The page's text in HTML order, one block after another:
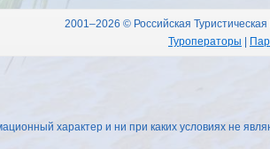
2001–2026 © Российская
Туроператоры
характер и ни при каких условиях не